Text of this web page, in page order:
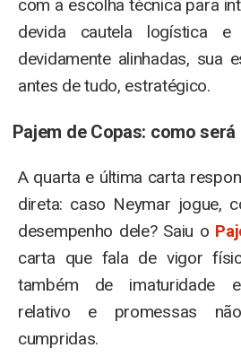
com a escolha técnica para
devida cautela logística e
devidamente alinhadas, sua
antes de tudo, estratégico.
Pajem de Copas: como
A quarta e última carta
direta: caso Neymar jogue,
desempenho dele? Saiu o
carta que fala de vigor
também de imaturidade
relativo e promessas não
cumpridas.